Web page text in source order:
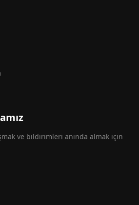
ve bildirimleri anında almak için